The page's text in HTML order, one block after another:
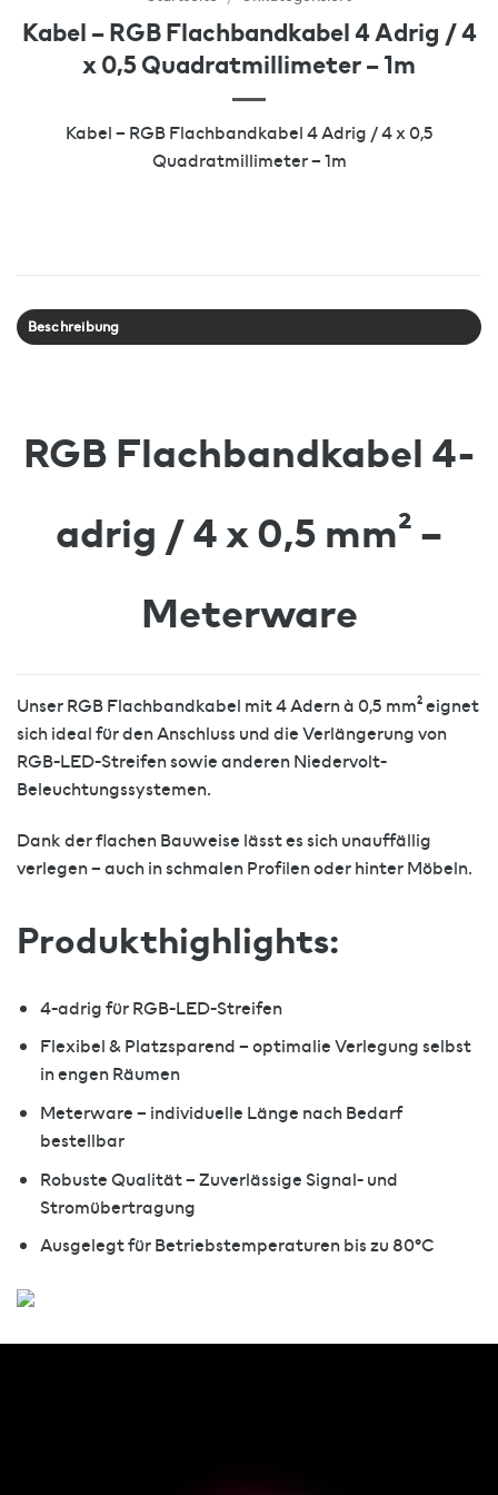
Kabel – RGB Flachbandkabel 4 Adrig / 4
x 0,5 Quadratmillimeter – 1m
Kabel – RGB Flachbandkabel 4 Adrig / 4 x 0,5
Quadratmillimeter – 1m
Beschreibung
RGB Flachbandkabel 4-
adrig / 4 x 0,5 mm² –
Meterware
Unser RGB Flachbandkabel mit 4 Adern à 0,5 mm² eignet
sich ideal für den Anschluss und die Verlängerung von
RGB-LED-Streifen sowie anderen Niedervolt-
Beleuchtungssystemen.
Dank der flachen Bauweise lässt es sich unauffällig
verlegen – auch in schmalen Profilen oder hinter Möbeln.
Produkthighlights:
4-adrig für RGB-LED-Streifen
Flexibel & Platzsparend – optimalie Verlegung selbst
in engen Räumen
Meterware – individuelle Länge nach Bedarf
bestellbar
Robuste Qualität – Zuverlässige Signal- und
Stromübertragung
Ausgelegt für Betriebstemperaturen bis zu 80°C